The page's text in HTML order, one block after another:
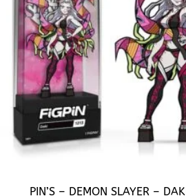
PIN’S – DEMON SLAYER – DAKI